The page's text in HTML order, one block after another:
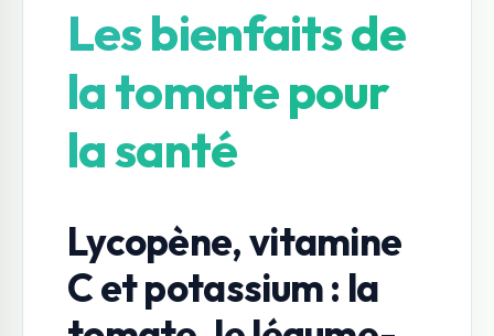
Les bienfaits de
la tomate pour
la santé
Lycopène, vitamine
C et potassium : la